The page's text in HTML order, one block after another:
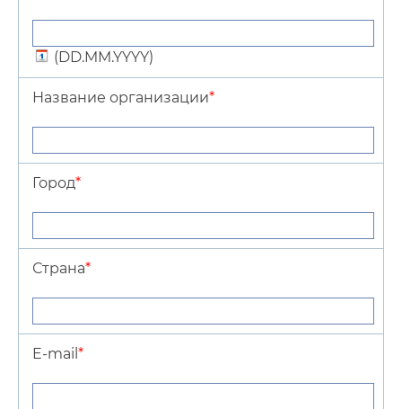
Контактная информация
Фотографии/Архив
Принятые доклады
(DD.MM.YYYY)
Название организации*
Город*
Страна*
E-mail *